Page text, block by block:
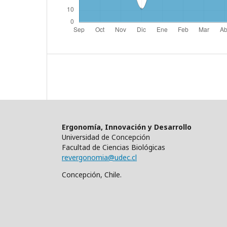
Ergonomía, Innovación y Desarrollo
Universidad de Concepción
Facultad de Ciencias Biológicas
revergonomia@udec.cl
Concepción, Chile.